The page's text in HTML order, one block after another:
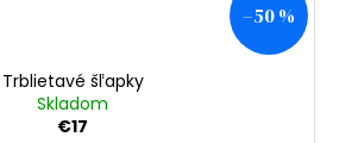
–50 %
Trblietavé šľapky
Skladom
€17